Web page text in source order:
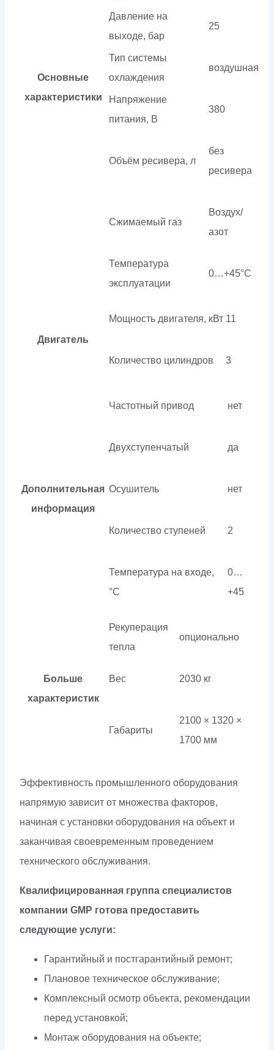
Основные
характеристики
Давление на
выходе, бар
25
Тип системы
охлаждения
воздушная
Напряжение
питания, В
380
Объём ресивера, л
без
ресивера
Сжимаемый газ
Воздух/
азот
Температура
эксплуатации
0…+45°C
Двигатель
Мощность двигателя, кВт 11
Количество цилиндров 3
Дополнительная
информация
Частотный привод нет
Двухступенчатый да
Осушитель нет
Количество ступеней 2
Температура на входе,
°C
0…
+45
Больше
характеристик
Рекуперация
тепла
опционально
Вес 2030 кг
Габариты
2100 × 1320 ×
1700 мм
Эффективность промышленного оборудования
напрямую зависит от множества факторов,
начиная с установки оборудования на объект и
заканчивая своевременным проведением
технического обслуживания.
Квалифицированная группа специалистов
компании GMP готова предоставить
следующие услуги:
Гарантийный и постгарантийный ремонт;
Плановое техническое обслуживание;
Комплексный осмотр объекта, рекомендации
перед установкой;
Монтаж оборудования на объекте;